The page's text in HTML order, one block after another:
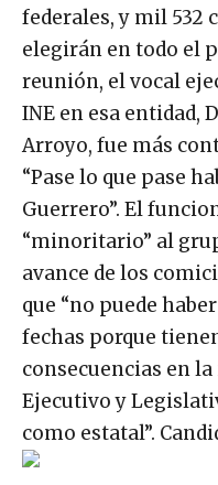
federales, y mil 532
elegirán en todo el
reunión, el vocal
INE en esa entidad,
Arroyo, fue más
“Pase lo que pase
Guerrero”. El
“minoritario” al
avance de los
que “no puede
fechas porque
consecuencias en
Ejecutivo y
como estatal”.